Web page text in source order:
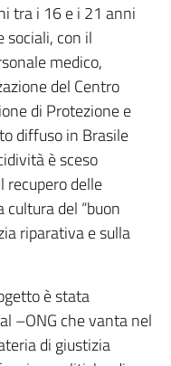
tra i 16 e i 21 anni
sociali, con il
medico,
del Centro
di Protezione e
diffuso in Brasile
è sceso
recupero delle
del “buon
riparativa e sulla
è stata
–ONG che vanta nel
di giustizia